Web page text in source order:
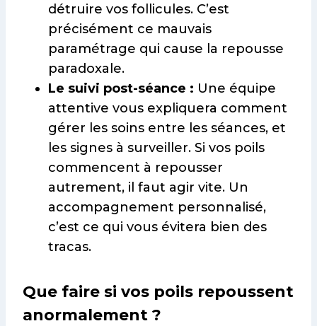
détruire vos follicules. C’est
précisément ce mauvais
paramétrage qui cause la repousse
paradoxale.
Le suivi post-séance : Une équipe
attentive vous expliquera comment
gérer les soins entre les séances, et
les signes à surveiller. Si vos poils
commencent à repousser
autrement, il faut agir vite. Un
accompagnement personnalisé,
c’est ce qui vous évitera bien des
tracas.
Que faire si vos poils repoussent
anormalement ?